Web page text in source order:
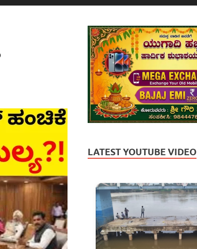
LATEST YOUTUBE VIDEO